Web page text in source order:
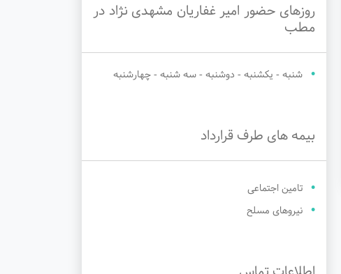
روزهای حضور امیر غفاریان مشهدی نژاد در
مطب
شنبه - یکشنبه - دوشنبه - سه شنبه - چهارشنبه
بیمه های طرف قرارداد
تامین اجتماعی
نیروهای مسلح